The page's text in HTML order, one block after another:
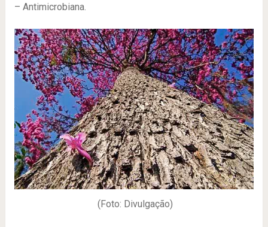
– Antimicrobiana.
(Foto: Divulgação)